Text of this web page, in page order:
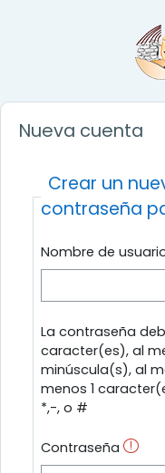
Nueva cuenta
Crear un
contraseña
Nombre de
La contraseña
caracter(es), al
minúscula(s), al
menos 1
*,-, o #
Contraseña